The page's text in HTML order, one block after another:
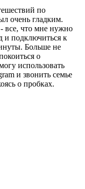
по
очень гладким.
все, что мне нужно
и подключиться к
Больше не
о
использовать
и звонить семье
о пробках.